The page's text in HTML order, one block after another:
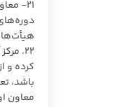
۲۱-
۲۲.
باشد،
معاون